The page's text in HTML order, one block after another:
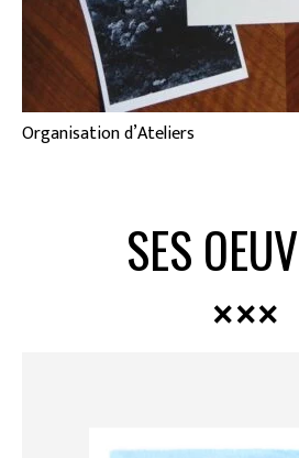
Organisation d’Ateliers
SES